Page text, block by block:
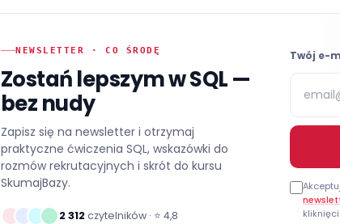
NEWSLETTER · CO ŚRODĘ
Zostań lepszym w SQL —
bez nudy
Zapisz się na newsletter i otrzymaj
praktyczne ćwiczenia SQL, wskazówki do
rozmów rekrutacyjnych i skrót do kursu
SkumajBazy.
2 312czytelników · ⭐ 4,8
Twój e-